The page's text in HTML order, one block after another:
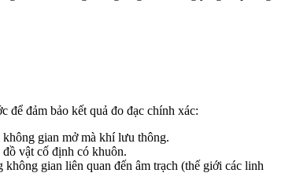
đảm bảo kết quả đo đạc chính xác:
gian mở mà khí lưu thông.
vật cố định có khuôn.
gian liên quan đến âm trạch (thế giới các linh